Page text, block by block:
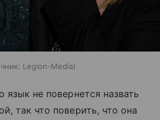
Legion-Media
язык не повернется назвать
так что поверить, что она